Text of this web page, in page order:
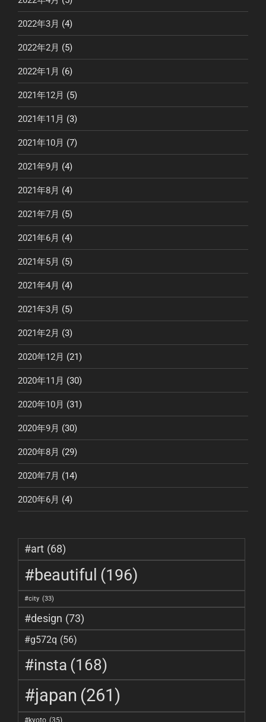
2022年3月 (4)
2022年2月 (5)
2022年1月 (6)
2021年12月 (5)
2021年11月 (3)
2021年10月 (7)
2021年9月 (4)
2021年8月 (4)
2021年7月 (5)
2021年6月 (4)
2021年5月 (5)
2021年4月 (4)
2021年3月 (5)
2021年2月 (3)
2020年12月 (21)
2020年11月 (30)
2020年10月 (31)
2020年9月 (30)
2020年8月 (29)
2020年7月 (14)
2020年6月 (4)
#art (68)
#beautiful (196)
#city (33)
#design (73)
#g572q (56)
#insta (168)
#japan (261)